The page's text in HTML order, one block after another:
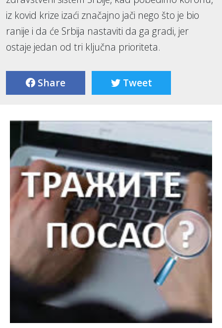
iz kovid krize izaći značajno jači nego što je bio
ranije i da će Srbija nastaviti da ga gradi, jer
ostaje jedan od tri ključna prioriteta.
Share Tweet